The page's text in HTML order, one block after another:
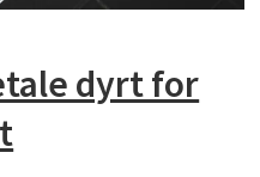
dyrt for